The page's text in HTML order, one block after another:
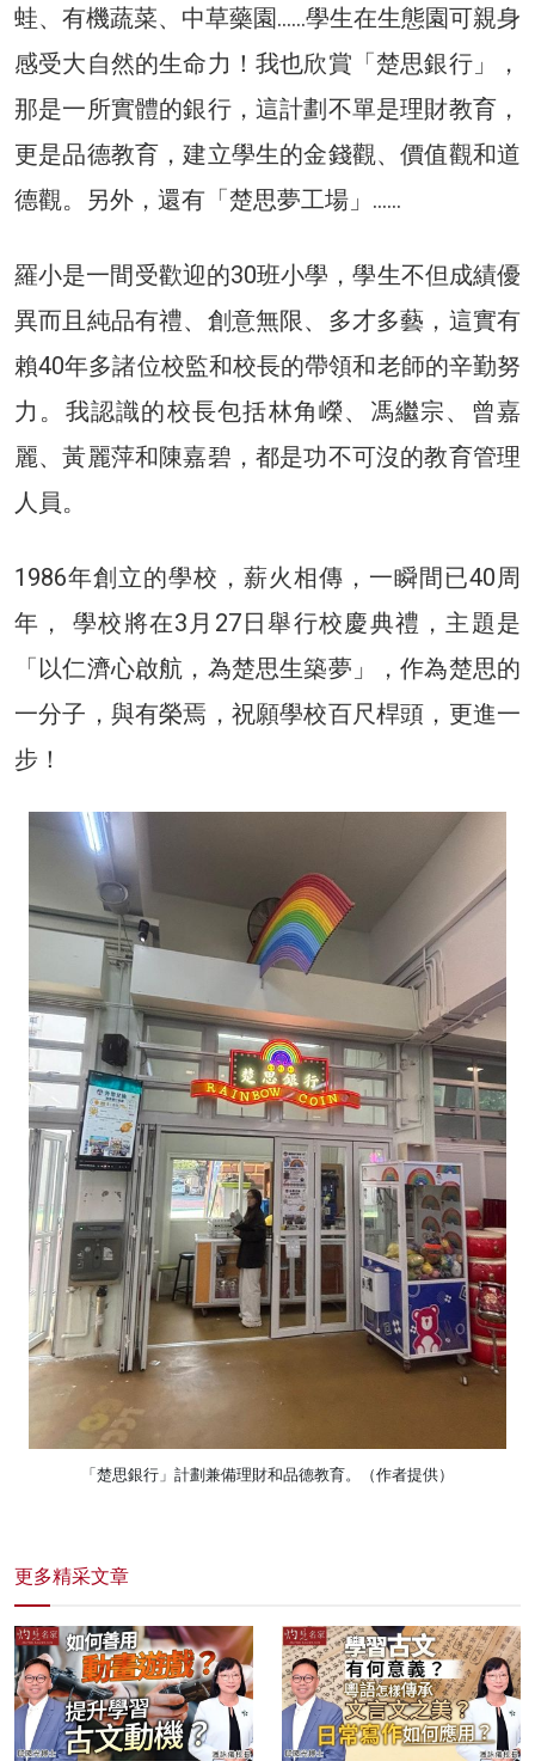
蛙、有機蔬菜、中草藥園……學生在生態園可親身
感受大自然的生命力！我也欣賞「楚思銀行」，
那是一所實體的銀行，這計劃不單是理財教育，
更是品德教育，建立學生的金錢觀、價值觀和道
德觀。另外，還有「楚思夢工場」……
羅小是一間受歡迎的30班小學，學生不但成績優
異而且純品有禮、創意無限、多才多藝，這實有
賴40年多諸位校監和校長的帶領和老師的辛勤努
力。我認識的校長包括林角嶸、馮繼宗、曾嘉
麗、黃麗萍和陳嘉碧，都是功不可沒的教育管理
人員。
1986年創立的學校，薪火相傳，一瞬間已40周
年， 學校將在3月27日舉行校慶典禮，主題是
「以仁濟心啟航，為楚思生築夢」，作為楚思的
一分子，與有榮焉，祝願學校百尺桿頭，更進一
步！
「楚思銀行」計劃兼備理財和品德教育。（作者提供）
更多精采文章